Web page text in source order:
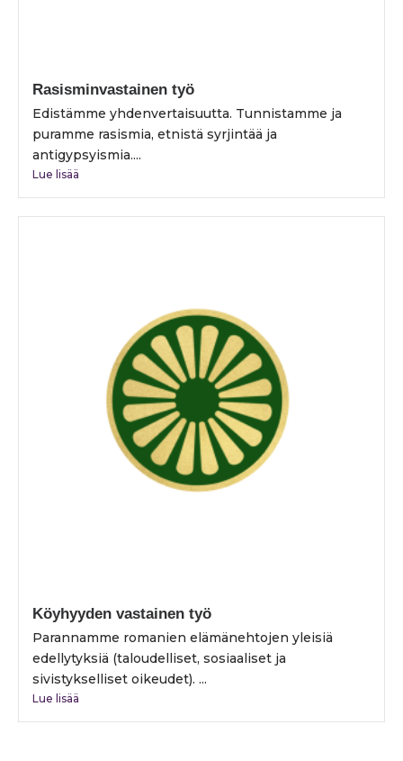
Rasisminvastainen työ
Edistämme yhdenvertaisuutta. Tunnistamme ja
puramme rasismia, etnistä syrjintää ja
antigypsyismia....
Lue lisää
Köyhyyden vastainen työ
Parannamme romanien elämänehtojen yleisiä
edellytyksiä (taloudelliset, sosiaaliset ja
sivistykselliset oikeudet). ...
Lue lisää